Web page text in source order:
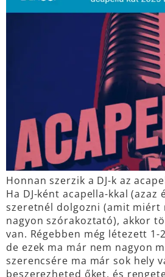
Honnan szerzik a DJ-k az
Ha DJ-ként acapella-kkal (azaz
szeretnél dolgozni (amit miért
nagyon szórakoztató), akkor
van. Régebben még létezett 1-
de ezek ma már nem nagyon
szerencsére ma már sok hely
beszerezheted őket, és